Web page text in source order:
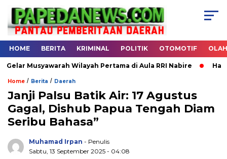
HOME BERITA KRIMINAL POLITIK OTOMOTIF
Musyawarah Wilayah Pertama di Aula RRI Nabire Halal
Home / Berita / Daerah
Janji Palsu Batik Air: 17 Agustus
Gagal, Dishub Papua Tengah Diam
Seribu Bahasa”
Muhamad Irpan - Penulis
Sabtu, 13 September 2025 - 04:08
.